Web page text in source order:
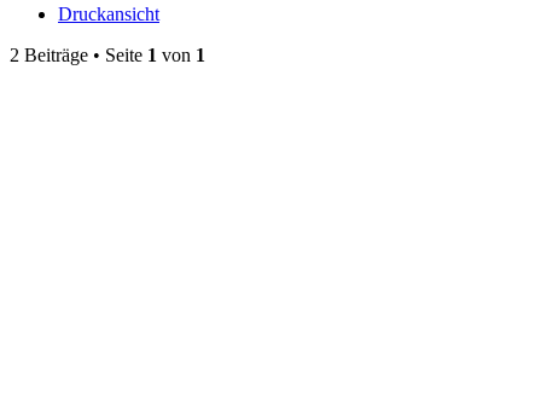
Druckansicht
2 Beiträge • Seite 1 von 1